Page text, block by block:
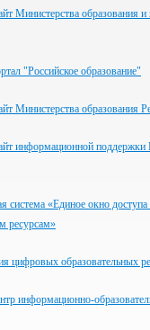
Министерства образования и
"Российское образование"
Министерства образования
информационной
система «Единое окно доступа
ресурсам»
цифровых образовательных
информационно-